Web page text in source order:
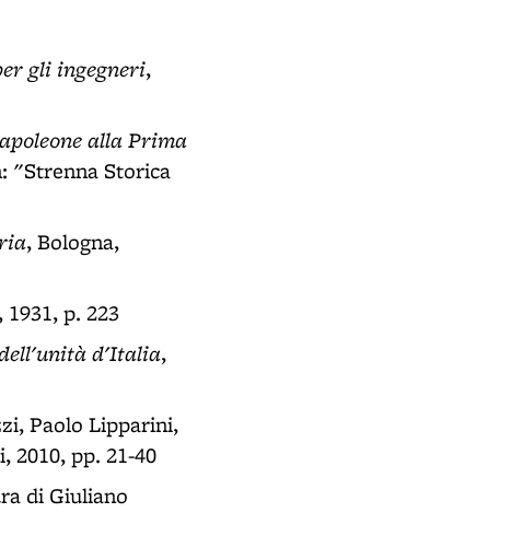
gli ingegneri,
alla Prima
"Strenna Storica
, Bologna,
p. 223
d'Italia,
Paolo Lipparini,
2010, pp. 21-40
di Giuliano